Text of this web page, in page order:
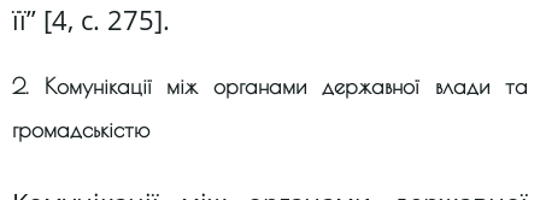
її” [4, с. 275].
2. Комунікації між органами державної влади та
громадськістю